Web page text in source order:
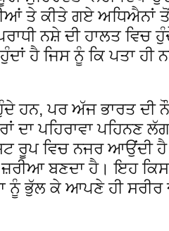
ਤੇ ਕੀਤੇ ਗਏ ਅਧਿਐਨਾਂ
ਨਸ਼ੇ ਦੀ ਹਾਲਤ ਵਿਚ
ਹੈ ਜਿਸ ਨੂੰ ਕਿ ਪਤਾ ਹੀ
ਹਨ, ਪਰ ਅੱਜ ਭਾਰਤ ਦੀ
ਦਾ ਪਹਿਰਾਵਾ ਪਹਿਨਣ
ਰੂਪ ਵਿਚ ਨਜਰ ਆਉਂਦੀ
ਬਣਦਾ ਹੈ। ਇਹ
ਨੂੰ ਭੁੱਲ ਕੇ ਆਪਣੇ ਹੀ ਸਰੀਰ